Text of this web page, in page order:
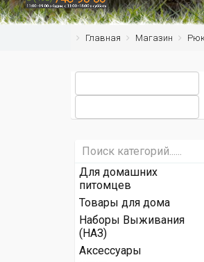
Главная Магазин
Для домашних
питомцев
Товары для дома
Наборы Выживания
(НАЗ)
Аксессуары